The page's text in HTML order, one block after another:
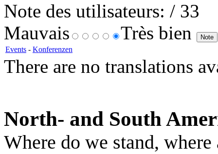
Note des utilisateurs: / 33
Mauvais
Très bien
Events - Konferenzen
There are no translations
North- and South
Where do we stand,